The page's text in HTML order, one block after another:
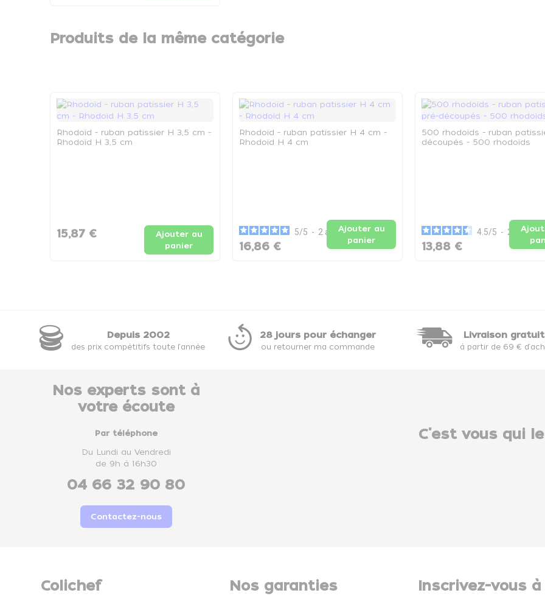
Produits de la même catégorie
Rhodoïd - ruban patissier H 3,5 cm -
Rhodoïd H 3,5 cm
15,87 €
Ajouter au
panier
Rhodoïd - ruban patissier H 4 cm -
Rhodoïd H 4 cm
5/5 - 2 avis
16,86 €
Ajouter au
panier
500 rhodoïds - ruban
découpés - 500 rhodoïds
4.5/5 - 2 avis
13,88 €
Depuis 2002
des prix compétitifs toute l'année
28 jours pour échanger
ou retourner ma commande
Livraison
à partir de 69 €
Nos experts sont à
votre écoute
Par téléphone
Du Lundi au Vendredi
de 9h à 16h30
04 66 32 90 80
Contactez-nous
C'est vous qui
Colichef Nos garanties Inscrivez-vous